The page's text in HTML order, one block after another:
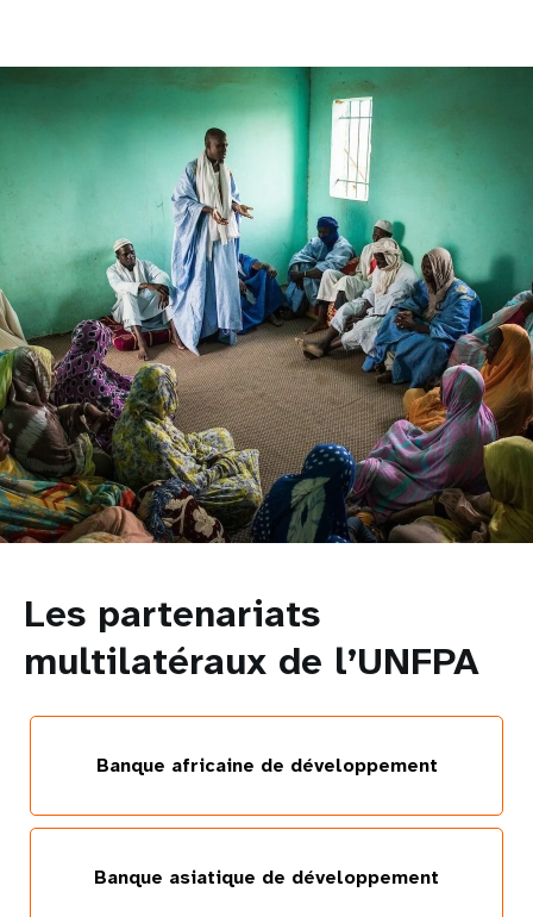
Les partenariats
multilatéraux de l’UNFPA
Banque africaine de développement
Banque asiatique de développement